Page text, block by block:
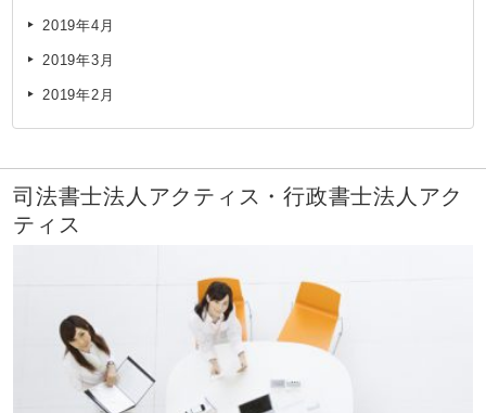
2019年4月
2019年3月
2019年2月
司法書士法人アクティス・行政書士法人アク
ティス